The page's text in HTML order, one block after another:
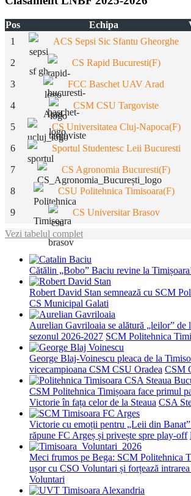
Pos Echipa
1
ACS Sepsi Sic Sfantu Gheorghe
2 CS Rapid Bucuresti(F)
3 FCC Baschet UAV Arad
4 CSM CSU Targoviste
5 CS Universitatea Cluj-Napoca(F)
6 Sportul Studentesc Leii Bucuresti
7 CS Agronomia Bucuresti(F)
8 CSU Politehnica Timisoara(F)
9 CS Universitar Brasov
Vezi tabelul complet
Cătălin „Bobo” Baciu revine la
Robert David Stan semnează cu SCM
CS Municipal Galati
Aurelian Gavriloaia se alătură „leilor” de
sezonul 2026-2027 SCM Politehnica
George Blaj-Voinescu pleaca de la
vicecampioana CSM CSU Oradea CSM
CSM Politehnica Timișoara face primul
Victorie în fața celor de la Steaua CSA
Victorie cu emoții pentru „Leii din
răpune FC Argeș și privește spre play-off
Meci frumos pe Bega: SCM Politehnica
ușor cu CSO Voluntari și forțează
Voluntari